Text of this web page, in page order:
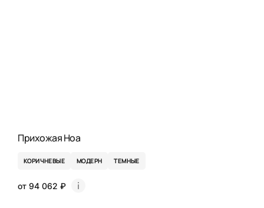
Прихожая Ноа
КОРИЧНЕВЫЕ МОДЕРН ТЕМНЫЕ
от 94 062 ₽